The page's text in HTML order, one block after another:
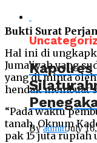
Bukti Surat
Hal ini di
Juma’iyah yang
yang di minta
hendak membuat
“Pada waktu
tanah, Oknum
pak 15 juta
Kapolres
ByadminJuly